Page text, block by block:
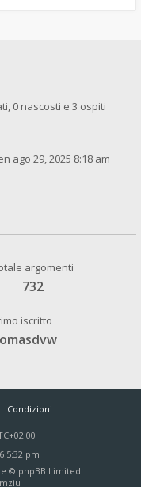
0 nascosti e 3 ospiti
ago 29, 2025 8:18 am
argomenti
732
iscritto
Condizioni
5:32 pm
© phpBB Limited